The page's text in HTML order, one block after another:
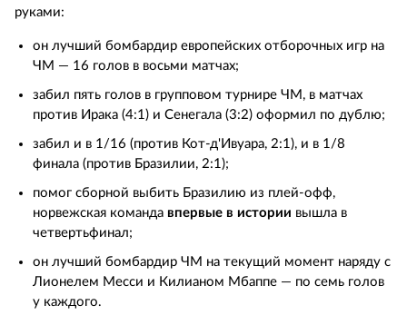
руками:
он лучший бомбардир европейских отборочных игр на
ЧМ — 16 голов в восьми матчах;
забил пять голов в групповом турнире ЧМ, в матчах
против Ирака (4:1) и Сенегала (3:2) оформил по дублю;
забил и в 1/16 (против Кот-д'Ивуара, 2:1), и в 1/8
финала (против Бразилии, 2:1);
помог сборной выбить Бразилию из плей-офф,
норвежская команда впервые в истории вышла в
четвертьфинал;
он лучший бомбардир ЧМ на текущий момент наряду с
Лионелем Месси и Килианом Мбаппе — по семь голов
у каждого.